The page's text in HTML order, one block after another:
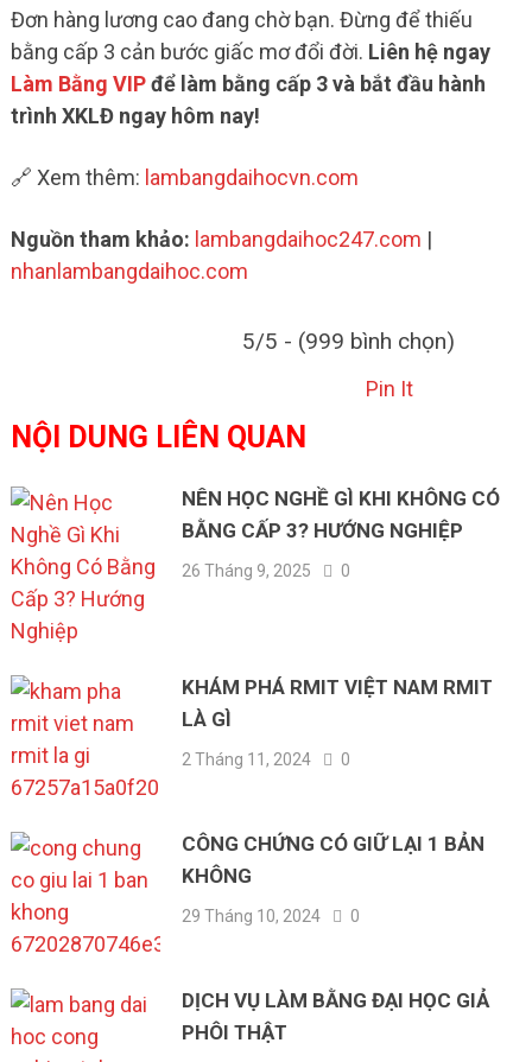
Đơn hàng lương cao đang chờ bạn. Đừng để thiếu
bằng cấp 3 cản bước giấc mơ đổi đời. Liên hệ ngay
Làm Bằng VIPđể làm bằng cấp 3 và bắt đầu hành
trình XKLĐ ngay hôm nay!
🔗 Xem thêm: lambangdaihocvn.com
Nguồn tham khảo: lambangdaihoc247.com |
nhanlambangdaihoc.com
5/5 - (999 bình chọn)
Pin It
NỘI DUNG LIÊN QUAN
NÊN HỌC NGHỀ GÌ KHI KHÔNG CÓ
BẰNG CẤP 3? HƯỚNG NGHIỆP
26 Tháng 9, 2025 0
KHÁM PHÁ RMIT VIỆT NAM RMIT
LÀ GÌ
2 Tháng 11, 2024 0
CÔNG CHỨNG CÓ GIỮ LẠI 1 BẢN
KHÔNG
29 Tháng 10, 2024 0
DỊCH VỤ LÀM BẰNG ĐẠI HỌC GIẢ
PHÔI THẬT